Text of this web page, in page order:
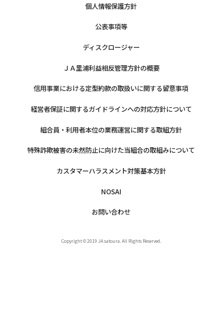
個人情報保護方針
公表事項等
ディスクロージャー
ＪＡ里浦利益相反管理方針の概要
信用事業における定型約款の取扱いに関する留意事項
経営者保証に関するガイドラインへの対応方針について
組合員・利用者本位の業務運営に関する取組方針
特殊詐欺被害の未然防止に向けた当組合の取組みについて
カスタマーハラスメント対策基本方針
NOSAI
お問い合わせ
Copyright © 2019 JA satoura. All Rights Reserved.